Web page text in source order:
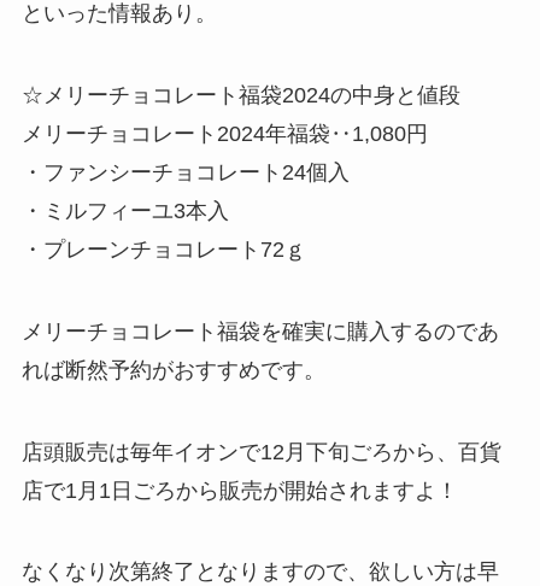
といった情報あり。
☆メリーチョコレート福袋2024の中身と値段
メリーチョコレート2024年福袋‥1,080円
・ファンシーチョコレート24個入
・ミルフィーユ3本入
・プレーンチョコレート72ｇ
メリーチョコレート福袋を確実に購入するのであ
れば断然予約がおすすめです。
店頭販売は毎年イオンで12月下旬ごろから、百貨
店で1月1日ごろから販売が開始されますよ！
なくなり次第終了となりますので、欲しい方は早